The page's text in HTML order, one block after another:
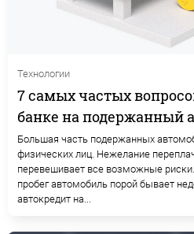
Технологии
7 самых частых
банке на подержанный
Большая часть подержанных
физических лиц. Нежелание
перевешивает все возможные
пробег автомобиль порой бывает
автокредит на...